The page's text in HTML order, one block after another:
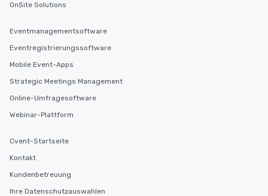
OnSite Solutions
Eventmanagementsoftware
Eventregistrierungssoftware
Mobile Event-Apps
Strategic Meetings Management
Online-Umfragesoftware
Webinar-Plattform
Cvent-Startseite
Kontakt
Kundenbetreuung
Ihre Datenschutzauswahlen